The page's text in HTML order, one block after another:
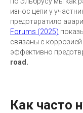
износ цепи у
предотвратило
Forums (2025)
связаны с
эффективно
road.
Как часто